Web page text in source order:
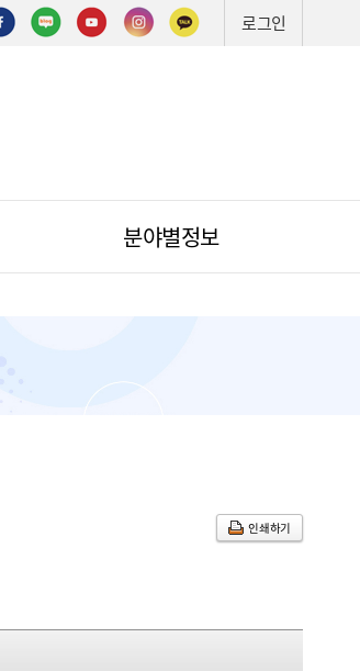
로그인
무인민원발급안내
분야별정보
인쇄하기